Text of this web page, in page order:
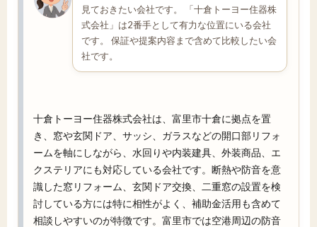
見ておきたい会社です。 「十倉トーヨー住器株
式会社」は2番手として有力な位置にいる会社
です。 保証や提案内容まで含めて比較したい会
社です。
十倉トーヨー住器株式会社は、富里市十倉に拠点を置
き、窓や玄関ドア、サッシ、ガラスなどの開口部リフォ
ームを軸にしながら、水回りや内装建具、外装商品、エ
クステリアにも対応している会社です。断熱や防音を意
識した窓リフォーム、玄関ドア交換、二重窓の設置を検
討している方には特に相性がよく、補助金活用も含めて
相談しやすいのが特徴です。富里市では空港周辺の防音